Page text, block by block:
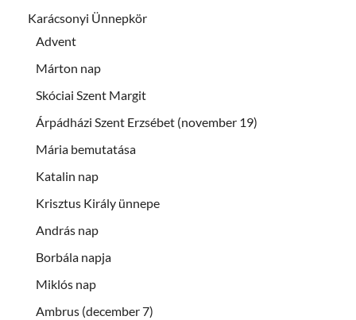
Karácsonyi Ünnepkör
Advent
Márton nap
Skóciai Szent Margit
Árpádházi Szent Erzsébet (november 19)
Mária bemutatása
Katalin nap
Krisztus Király ünnepe
András nap
Borbála napja
Miklós nap
Ambrus (december 7)